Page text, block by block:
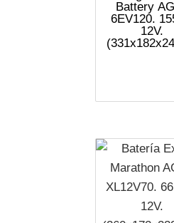
Battery
6EV120.
12V.